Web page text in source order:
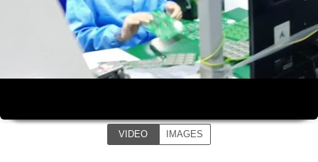
FABRIK-
AUSFLUG
Shenzhen Tuoshi Network
Communications Co., Ltd
VIDEO IMAGES